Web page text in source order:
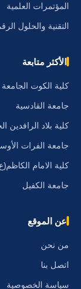
المؤتمرات العلمية
التقنية والحلول
الأكثر متابعة
كلية الكوت الجامعة
جامعة القادسية
كلية بلاد الرافدين
جامعة الفرات
كلية الامام
جامعة الكفيل
عن الموقع
من نحن
اتصل بنا
سياسة الخصوصية